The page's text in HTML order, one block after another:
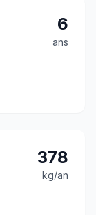
6
ans
378
kg/an